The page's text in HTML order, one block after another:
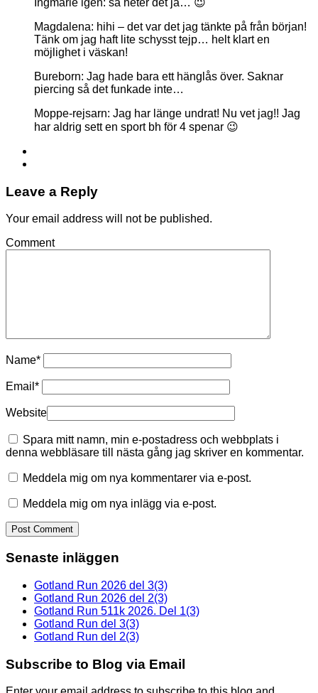
Ingmarie igen: så heter det ja… 😉
Magdalena: hihi – det var det jag tänkte på från början!
Tänk om jag haft lite schysst tejp… helt klart en
möjlighet i väskan!
Bureborn: Jag hade bara ett hänglås över. Saknar
piercing så det funkade inte…
Moppe-rejsarn: Jag har länge undrat! Nu vet jag!! Jag
har aldrig sett en sport bh för 4 spenar 😉
Leave a Reply
Your email address will not be published.
Comment
Name*
Email *
Website
Spara mitt namn, min e-postadress och webbplats i
denna webbläsare till nästa gång jag skriver en kommentar.
Meddela mig om nya kommentarer via e-post.
Meddela mig om nya inlägg via e-post.
Senaste inläggen
Gotland Run 2026 del 3(3)
Gotland Run 2026 del 2(3)
Gotland Run 511k 2026. Del 1(3)
Gotland Run del 3(3)
Gotland Run del 2(3)
Subscribe to Blog via Email